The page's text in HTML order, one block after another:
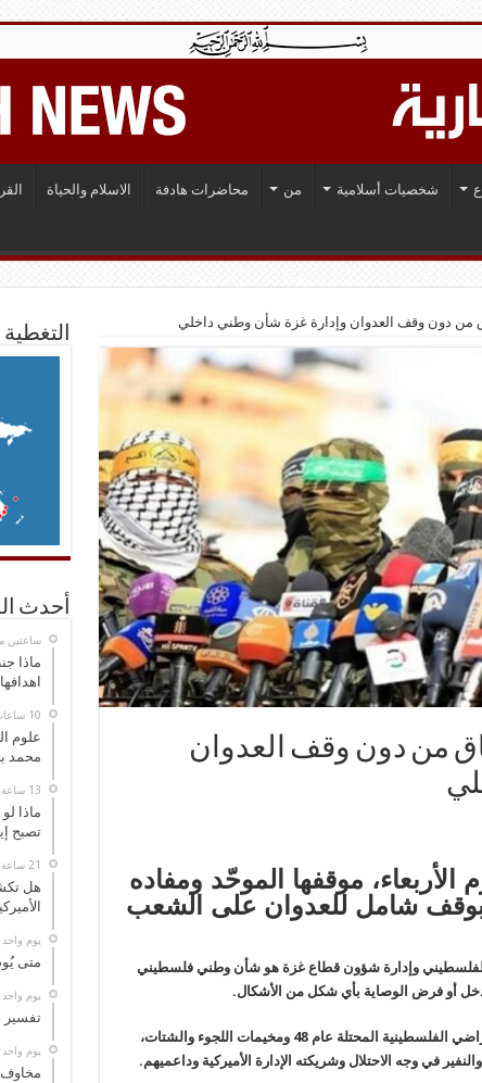
شخصيات أسلامية من محاضرات هادفة الاسلام والحياة
من دون وقف العدوان وإدارة غزة شأن وطني داخلي
من دون وقف العدوان
موقفها الموحّد ومفاده
بوقف شامل للعدوان على الشعب
الفلسطيني وإدارة شؤون قطاع غزة هو شأن وطني فلسطيني
أو فرض الوصاية بأي شكل من الأشكال.
ودعت الفصائل الشعب في الضفة الغربية والقدس والأراضي الفلسطينية المحتلة عام 48 ومخيمات اللجوء والشتات،
في وجه الاحتلال وشريكته الإدارة الأميركية وداعميهم.
التغطية
أحدث
ماذا
اهدافها
علوم
محمد
ماذا
تصبح
هل
‏يوم
متى
‏يوم
تفسير
‏يوم
مخاوف